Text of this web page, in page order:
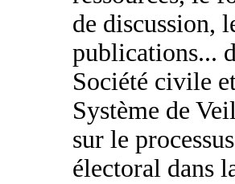
de discussion,
publications...
Société civile
Système de
sur le processus
électoral dans